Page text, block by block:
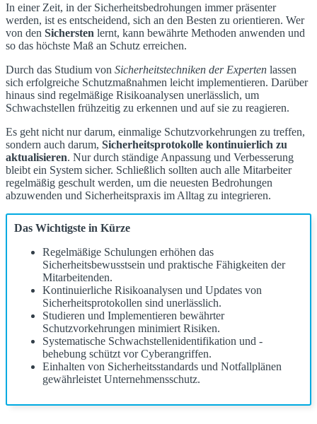
In einer Zeit, in der Sicherheitsbedrohungen immer präsenter
werden, ist es entscheidend, sich an den Besten zu orientieren. Wer
von den Sichersten lernt, kann bewährte Methoden anwenden und
so das höchste Maß an Schutz erreichen.
Durch das Studium von Sicherheitstechniken der Experten lassen
sich erfolgreiche Schutzmaßnahmen leicht implementieren. Darüber
hinaus sind regelmäßige Risikoanalysen unerlässlich, um
Schwachstellen frühzeitig zu erkennen und auf sie zu reagieren.
Es geht nicht nur darum, einmalige Schutzvorkehrungen zu treffen,
sondern auch darum, Sicherheitsprotokolle kontinuierlich zu
aktualisieren. Nur durch ständige Anpassung und Verbesserung
bleibt ein System sicher. Schließlich sollten auch alle Mitarbeiter
regelmäßig geschult werden, um die neuesten Bedrohungen
abzuwenden und Sicherheitspraxis im Alltag zu integrieren.
Das Wichtigste in Kürze
Regelmäßige Schulungen erhöhen das
Sicherheitsbewusstsein und praktische Fähigkeiten der
Mitarbeitenden.
Kontinuierliche Risikoanalysen und Updates von
Sicherheitsprotokollen sind unerlässlich.
Studieren und Implementieren bewährter
Schutzvorkehrungen minimiert Risiken.
Systematische Schwachstellenidentifikation und -
behebung schützt vor Cyberangriffen.
Einhalten von Sicherheitsstandards und Notfallplänen
gewährleistet Unternehmensschutz.